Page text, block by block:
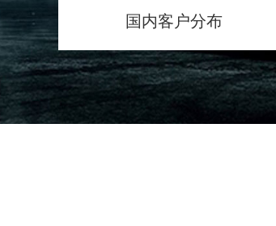
国内客户分布